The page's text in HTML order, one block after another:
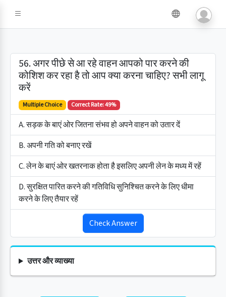
56. अगर पीछे से आ रहे वाहन आपको पार करने की
कोशिश कर रहा है तो आप क्या करना चाहिए? सभी लागू
करें
Multiple Choice Correct Rate: 49%
A. सड़क के बाएं ओर जितना संभव हो अपने वाहन को उतार दें
B. अपनी गति को बनाए रखें
C. लेन के बाएं ओर खतरनाक होता है इसलिए अपनी लेन के मध्य में रहें
D. सुरक्षित पारित करने की गतिविधि सुनिश्चित करने के लिए धीमा
करने के लिए तैयार रहें
Check Answer
उत्तर और व्याख्या